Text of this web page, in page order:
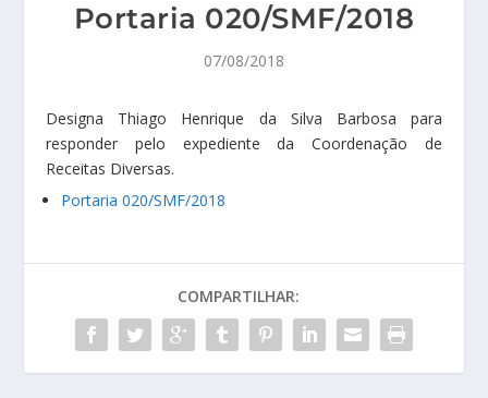
Portaria 020/SMF/2018
07/08/2018
Designa Thiago Henrique da Silva Barbosa para
responder pelo expediente da Coordenação de
Receitas Diversas.
Portaria 020/SMF/2018
COMPARTILHAR: